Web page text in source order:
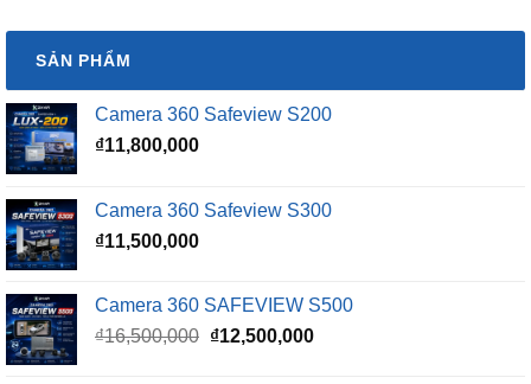
SẢN PHẨM
Camera 360 Safeview S200
₫11,800,000
Camera 360 Safeview S300
₫11,500,000
Camera 360 SAFEVIEW S500
₫16,500,000 Giá
₫12,500,000Giá